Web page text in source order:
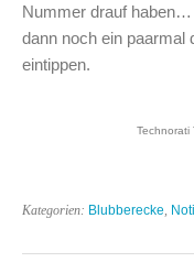
Nummer drauf
dann noch ein paarmal
eintippen.
Technorati
Kategorien: Blubberecke